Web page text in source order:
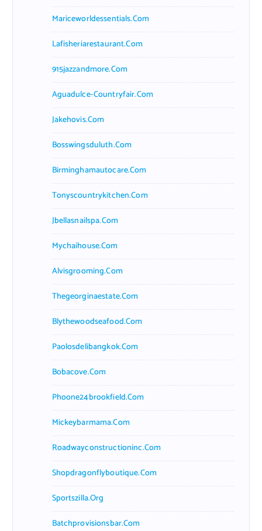
Mariceworldessentials.com
Lafisheriarestaurant.com
915jazzandmore.com
Aguadulce-Countryfair.com
Jakehovis.com
Bosswingsduluth.com
Birminghamautocare.com
Tonyscountrykitchen.com
Jbellasnailspa.com
Mychaihouse.com
Alvisgrooming.com
Thegeorginaestate.com
Blythewoodseafood.com
Paolosdelibangkok.com
Bobacove.com
Phoone24brookfield.com
Mickeybarmama.com
Roadwayconstructioninc.com
Shopdragonflyboutique.com
Sportszilla.org
Batchprovisionsbar.com